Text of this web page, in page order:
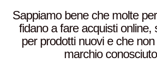
Sappiamo bene che molte
fidano a fare acquisti online,
per prodotti nuovi e che
marchio